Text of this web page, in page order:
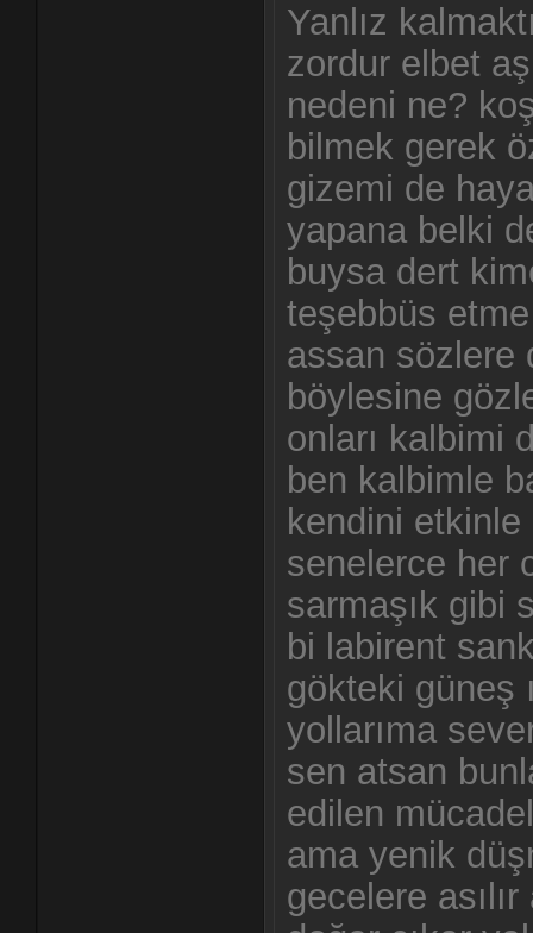
Yanlız
zordur elbet
nedeni ne?
bilmek gerek
gizemi de
yapana belki
buysa dert
teşebbüs
assan sözlere
böylesine
onları kalbimi
ben kalbimle
kendini
senelerce her
sarmaşık gibi
bi labirent
gökteki güneş
yollarıma
sen atsan
edilen
ama yenik
gecelere